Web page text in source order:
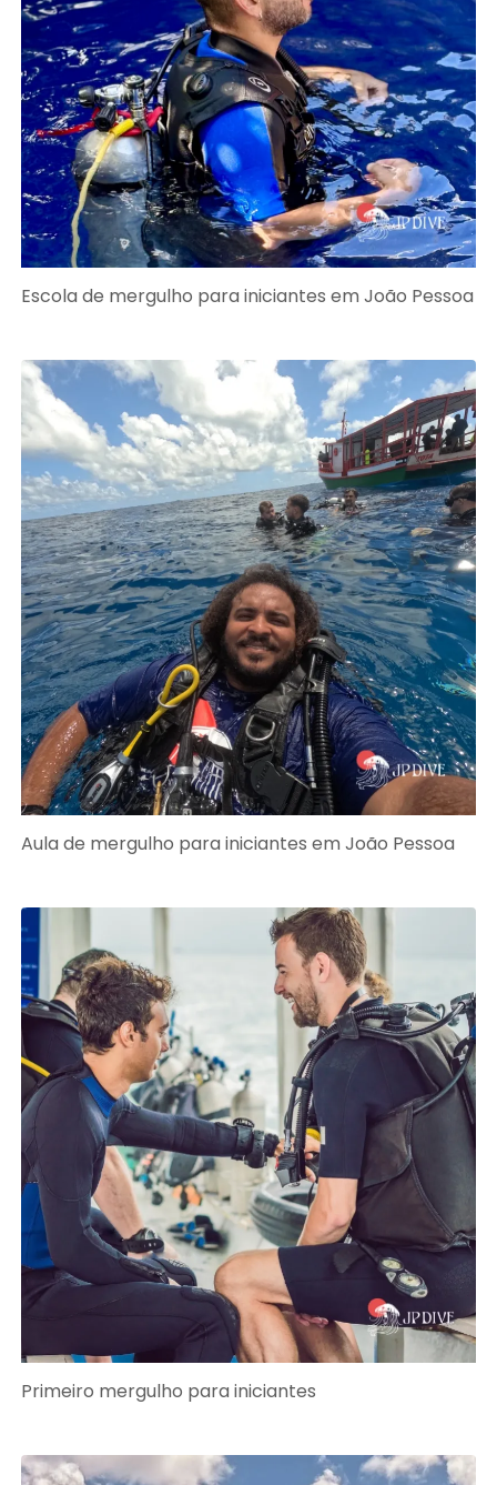
Escola de mergulho para iniciantes em João Pessoa
Aula de mergulho para iniciantes em João Pessoa
Primeiro mergulho para iniciantes